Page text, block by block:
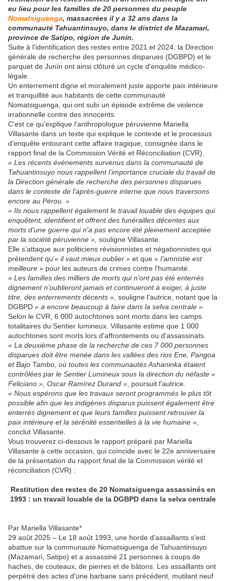
eu lieu pour les familles de 20 personnes du peuple
Nomatsiguenga, massacrées il y a 32 ans dans la
communauté Tahuantinsuyo, dans le district de Mazamari,
province de Satipo, région de Junín.
Suite à l'identification des restes entre 2021 et 2024, la Direction
générale de recherche des personnes disparues (DGBPD) et le
parquet de Junín ont ainsi clôturé un cycle d'enquête médico-
légale.
Un enterrement digne et moralement juste apporte paix intérieure
et tranquillité aux habitants de cette communauté
Nomatsiguenga, qui ont subi un épisode extrême de violence
irrationnelle contre des innocents.
C'est ce qu'explique l'anthropologue péruvienne Mariella
Villasante dans un texte qui explique le contexte et le processus
d'enquête entourant cette affaire tragique, consignée dans le
rapport final de la Commission Vérité et Réconciliation (CVR).
« Les récents événements survenus dans la communauté de
Tahuantinsuyo nous rappellent l’importance cruciale du travail de
la Direction générale de recherche des personnes disparues
dans le contexte de l’après-guerre interne que nous traversons
encore au Pérou. »
« Ils nous rappellent également le travail louable des équipes qui
enquêtent, identifient et offrent des funérailles décentes aux
morts d'une guerre qui n'a pas encore été pleinement acceptée
par la société péruvienne », souligne Villasante.
Elle s’attaque aux politiciens révisionnistes et négationnistes qui
prétendent qu’« il vaut mieux oublier » et que « l’amnistie est
meilleure » pour les auteurs de crimes contre l’humanité.
« Les familles des milliers de morts qui n'ont pas été enterrés
dignement n'oublieront jamais et continueront à exiger, à juste
titre, des enterrements décents » , souligne l'autrice, notant que la
DGBPD « a encore beaucoup à faire dans la selva centrale »
Selon le CVR, 6 000 autochtones sont morts dans les camps
totalitaires du Sentier lumineux. Villasante estime que 1 000
autochtones sont morts lors d'affrontements ou d'assassinats.
« La deuxième phase de la recherche de ces 7 000 personnes
disparues doit être menée dans les vallées des rios Ene, Pangoa
et Bajo Tambo, où toutes les communautés Ashaninka étaient
contrôlées par le Sentier Lumineux sous la direction du néfaste «
Feliciano », Oscar Ramírez Durand » , poursuit l'autrice.
« Nous espérons que les travaux seront programmés le plus tôt
possible afin que les indigènes disparus puissent également être
enterrés dignement et que leurs familles puissent retrouver la
paix intérieure et la sérénité essentielles à la vie humaine »,
conclut Villasante.
Vous trouverez ci-dessous le rapport préparé par Mariella
Villasante à cette occasion, qui coïncide avec le 22e anniversaire
de la présentation du rapport final de la Commission vérité et
réconciliation (CVR) :
Restitution des restes de 20 Nomatsiguenga assassinés en
1993 : un travail louable de la DGBPD dans la selva centrale
Par Mariella Villasante*
29 août 2025 – Le 18 août 1993, une horde d'assaillants s'est
abattue sur la communauté Nomatsiguenga de Tahuantinsuyo
(Mazamari, Satipo) et a assassiné 21 personnes à coups de
haches, de couteaux, de pierres et de bâtons. Les assaillants ont
perpétré des actes d'une barbarie sans précédent, mutilant neuf